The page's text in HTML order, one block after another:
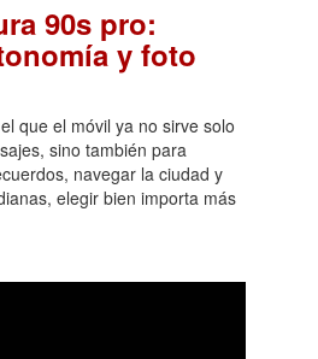
90s pro:
y foto
que el móvil ya no sirve solo
sino también para
navegar la ciudad y
elegir bien importa más